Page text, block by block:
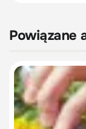
Powiązane